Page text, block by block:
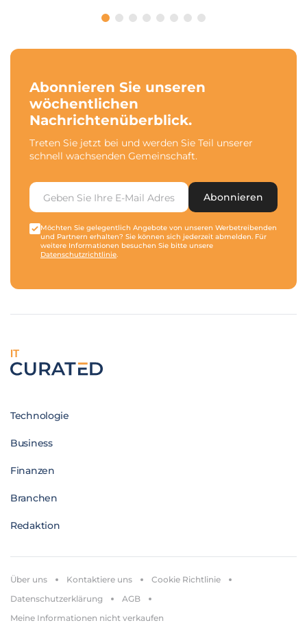
Abonnieren Sie unseren
wöchentlichen
Nachrichtenüberblick.
Treten Sie jetzt bei und werden Sie Teil unserer
schnell wachsenden Gemeinschaft.
Abonnieren
Möchten Sie gelegentlich Angebote von unseren Werbetreibenden
und Partnern erhalten? Sie können sich jederzeit abmelden. Für
weitere Informationen besuchen Sie bitte unsere
Datenschutzrichtlinie.
IT
Technologie
Business
Finanzen
Branchen
Redaktion
Über uns Kontaktiere uns
Cookie Richtlinie
Datenschutzerklärung
AGB
Meine Informationen nicht verkaufen